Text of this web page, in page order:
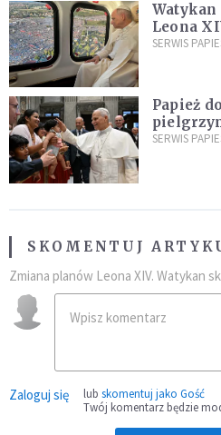
Watykan
Leona
kraje
SERWIS
Papież
umocni
SERWIS
SKOMENTUJ
Zmiana planów Leona XIV. Watykan
Zaloguj się lub skomentuj jako Gość
Twój komentarz będzie